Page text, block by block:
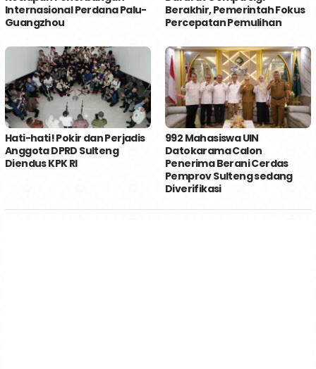
Internasional Perdana Palu-
Guangzhou
Berakhir, Pemerintah Fokus
Percepatan Pemulihan
Hati-hati! Pokir dan Perjadis
Anggota DPRD Sulteng
Diendus KPK RI
992 Mahasiswa UIN
Datokarama Calon
Penerima Berani Cerdas
Pemprov Sulteng sedang
Diverifikasi